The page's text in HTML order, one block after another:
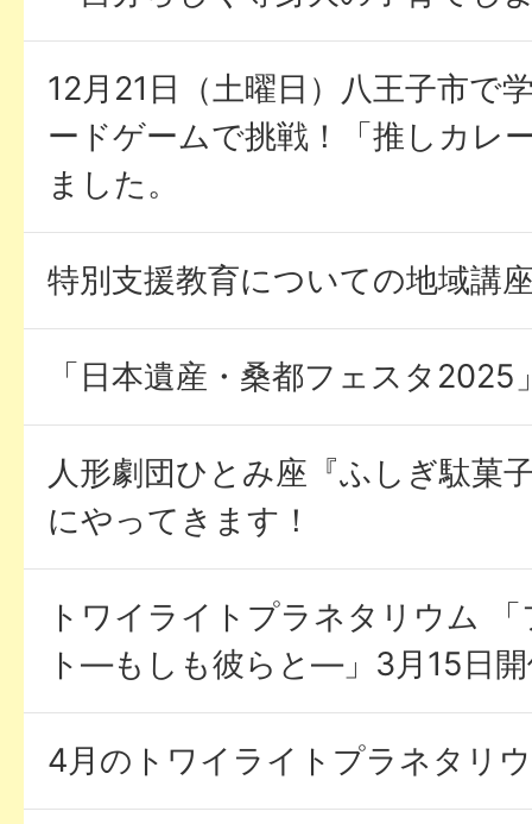
12月21日（土曜日）八王子市で
ードゲームで挑戦！「推しカレ
ました。
特別支援教育についての地域講
「日本遺産・桑都フェスタ
人形劇団ひとみ座『ふしぎ駄菓
にやってきます！
トワイライトプラネタリウム
ト―もしも彼らと―」3月15日
4月のトワイライトプラネタリ